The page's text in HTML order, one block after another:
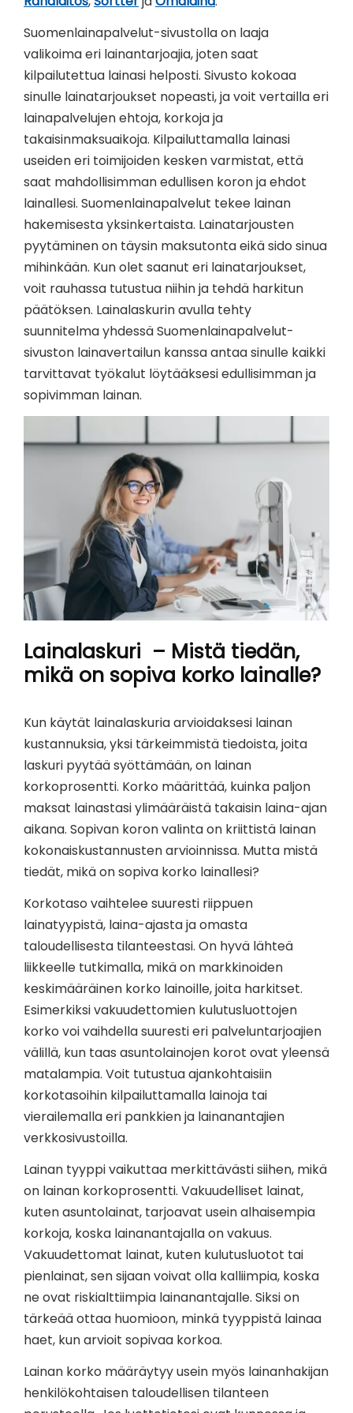
Suomenlainapalvelut-sivustolla on laaja
valikoima eri lainantarjoajia, joten saat
kilpailutettua lainasi helposti. Sivusto kokoaa
sinulle lainatarjoukset nopeasti, ja voit vertailla eri
lainapalvelujen ehtoja, korkoja ja
takaisinmaksuaikoja. Kilpailuttamalla lainasi
useiden eri toimijoiden kesken varmistat, että
saat mahdollisimman edullisen koron ja ehdot
lainallesi. Suomenlainapalvelut tekee lainan
hakemisesta yksinkertaista. Lainatarjousten
pyytäminen on täysin maksutonta eikä sido sinua
mihinkään. Kun olet saanut eri lainatarjoukset,
voit rauhassa tutustua niihin ja tehdä harkitun
päätöksen. Lainalaskurin avulla tehty
suunnitelma yhdessä Suomenlainapalvelut-
sivuston lainavertailun kanssa antaa sinulle kaikki
tarvittavat työkalut löytääksesi edullisimman ja
sopivimman lainan.
Lainalaskuri – Mistä tiedän,
mikä on sopiva korko lainalle?
Kun käytät lainalaskuria arvioidaksesi lainan
kustannuksia, yksi tärkeimmistä tiedoista, joita
laskuri pyytää syöttämään, on lainan
korkoprosentti. Korko määrittää, kuinka paljon
maksat lainastasi ylimääräistä takaisin laina-ajan
aikana. Sopivan koron valinta on kriittistä lainan
kokonaiskustannusten arvioinnissa. Mutta mistä
tiedät, mikä on sopiva korko lainallesi?
Korkotaso vaihtelee suuresti riippuen
lainatyypistä, laina-ajasta ja omasta
taloudellisesta tilanteestasi. On hyvä lähteä
liikkeelle tutkimalla, mikä on markkinoiden
keskimääräinen korko lainoille, joita harkitset.
Esimerkiksi vakuudettomien kulutusluottojen
korko voi vaihdella suuresti eri palveluntarjoajien
välillä, kun taas asuntolainojen korot ovat yleensä
matalampia. Voit tutustua ajankohtaisiin
korkotasoihin kilpailuttamalla lainoja tai
vierailemalla eri pankkien ja lainanantajien
verkkosivustoilla.
Lainan tyyppi vaikuttaa merkittävästi siihen, mikä
on lainan korkoprosentti. Vakuudelliset lainat,
kuten asuntolainat, tarjoavat usein alhaisempia
korkoja, koska lainanantajalla on vakuus.
Vakuudettomat lainat, kuten kulutusluotot tai
pienlainat, sen sijaan voivat olla kalliimpia, koska
ne ovat riskialttiimpia lainanantajalle. Siksi on
tärkeää ottaa huomioon, minkä tyyppistä lainaa
haet, kun arvioit sopivaa korkoa.
Lainan korko määräytyy usein myös lainanhakijan
henkilökohtaisen taloudellisen tilanteen